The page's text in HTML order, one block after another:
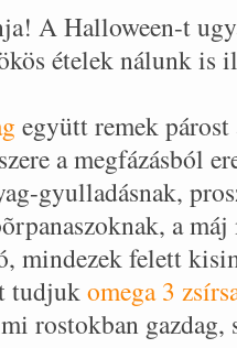
A Halloween-t
ételek nálunk is
együtt remek
a megfázásból
gyulladásnak,
a
mindezek felett
tudjukomega 3
rostokban gazdag,